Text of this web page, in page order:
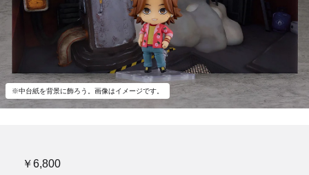
※中台紙を背景に飾ろう。画像はイメージです。
￥6,800